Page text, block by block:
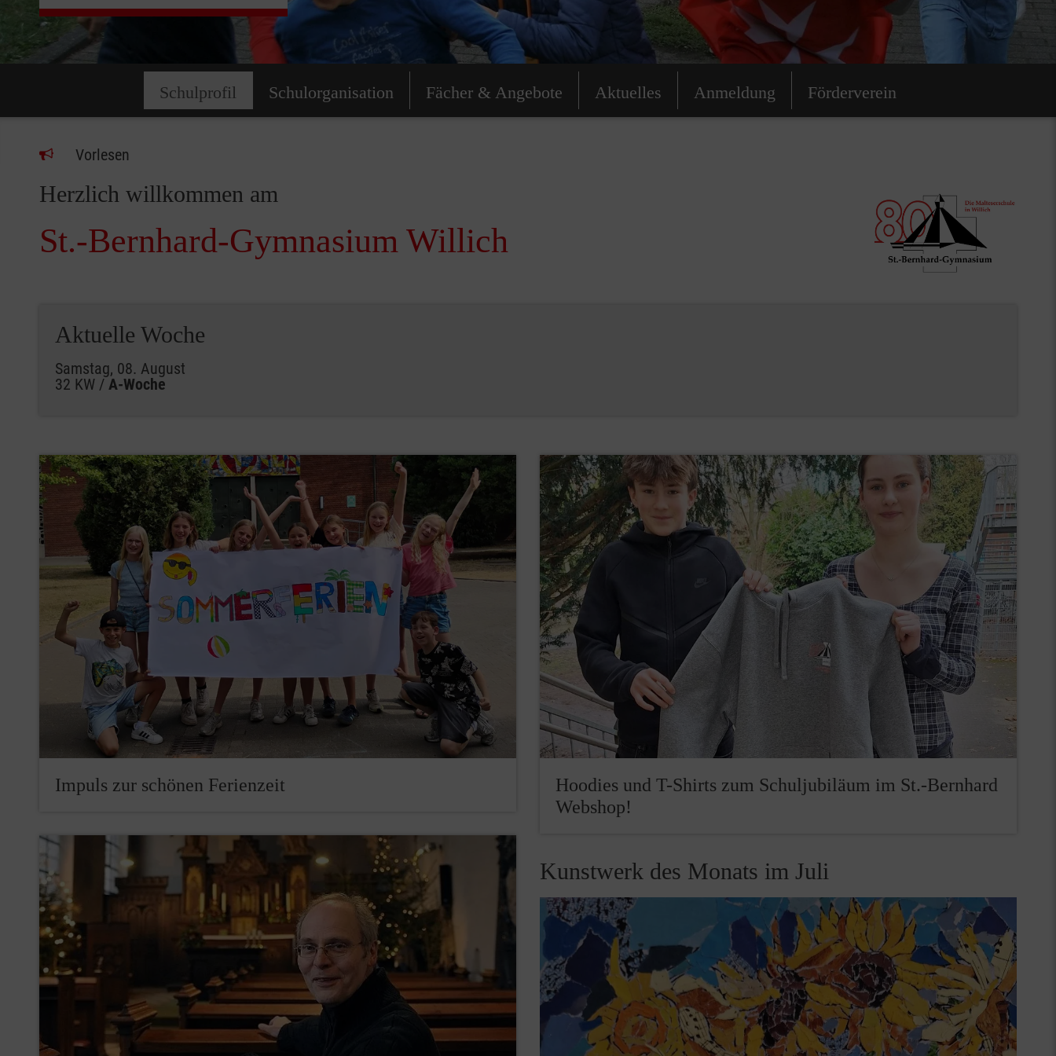
Schulprofil Schulorganisation Fächer & Angebote Aktuelles Anmeldung Förderverein
Vorlesen
Herzlich willkommen am
St.-Bernhard-Gymnasium Willich
Aktuelle Woche
Samstag, 08. August
32 KW / A-Woche
Impuls zur schönen Ferienzeit
Hoodies und T-Shirts zum Schuljubiläum im St.-Bernhard
Webshop!
Kunstwerk des Monats im Juli